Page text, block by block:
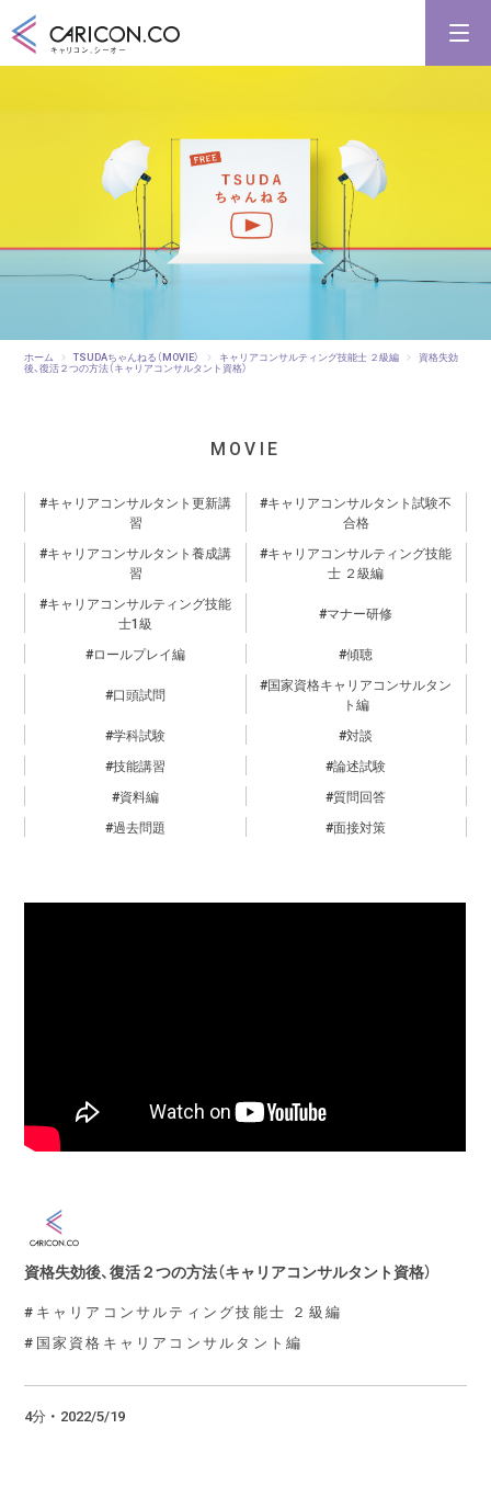
キャリコンシーオーとは
キャリアコンサルタントとは
ホーム TSUDAちゃんねる（MOVIE） キャリアコンサルティング技能士 ２級編 資格失効
後、復活２つの方法（キャリアコンサルタント資格）
MOVIE
キャリアコンサルタント更新講
習
キャリアコンサルタント試験不
合格
キャリアコンサルタント養成講
習
キャリアコンサルティング技能
士 ２級編
キャリアコンサルティング技能
士1級
マナー研修
ロールプレイ編 傾聴
口頭試問
国家資格キャリアコンサルタン
ト編
学科試験
対談
技能講習
論述試験
資料編
質問回答
過去問題
面接対策
資格失効後、復活２つの方法（キャリアコンサルタント資格）
キャリアコンサルティング技能士 ２級編
国家資格キャリアコンサルタント編
4分 ・ 2022/5/19